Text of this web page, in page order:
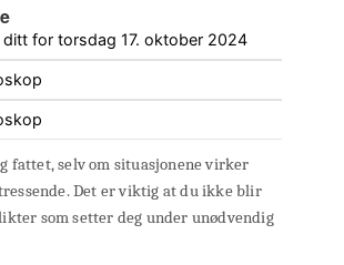
for torsdag 17. oktober 2024
fattet, selv om situasjonene virker
Det er viktig at du ikke blir
som setter deg under unødvendig